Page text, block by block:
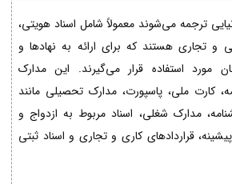
ترجمه می‌شوند معمولاً شامل اسناد هویتی،
و تجاری هستند که برای ارائه به نهادها و
مورد استفاده قرار می‌گیرند. این مدارک
کارت ملی، پاسپورت، مدارک تحصیلی مانند
مدارک شغلی، اسناد مربوط به ازدواج و
قراردادهای کاری و تجاری و اسناد ثبتی